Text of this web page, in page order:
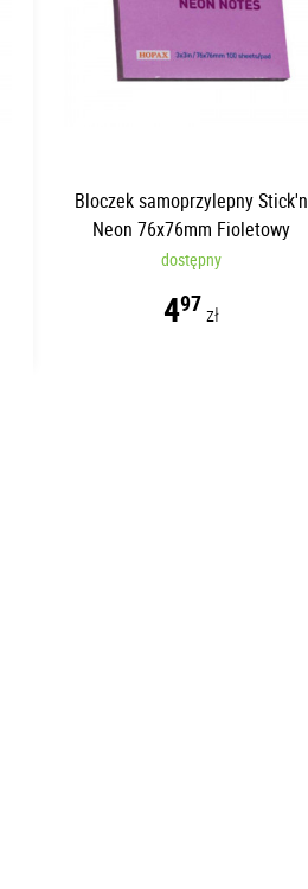
Bloczek samoprzylepny Stick'n
Neon 76x76mm Fioletowy
dostępny
497zł